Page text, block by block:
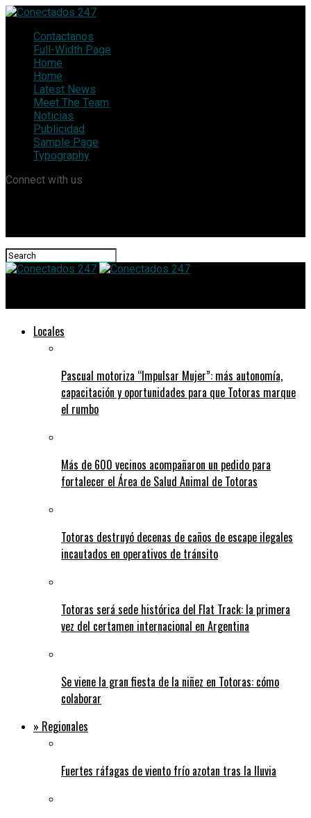
Contactanos
Full-Width Page
Home
Home
Latest News
Meet The Team
Noticias
Publicidad
Sample Page
Typography
Connect with us
Locales
Pascual motoriza “Impulsar Mujer”: más autonomía,
capacitación y oportunidades para que Totoras marque
el rumbo
Más de 600 vecinos acompañaron un pedido para
fortalecer el Área de Salud Animal de Totoras
Totoras destruyó decenas de caños de escape ilegales
incautados en operativos de tránsito
Totoras será sede histórica del Flat Track: la primera
vez del certamen internacional en Argentina
Se viene la gran fiesta de la niñez en Totoras: cómo
colaborar
» Regionales
Fuertes ráfagas de viento frío azotan tras la lluvia